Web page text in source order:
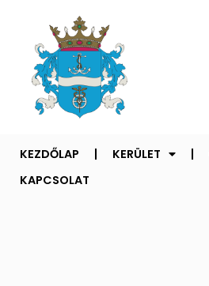
KEZDŐLAP KERÜLET
KAPCSOLAT